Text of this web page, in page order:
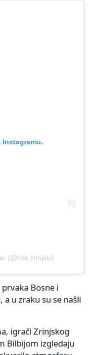
(@hsk.zrinjski)
Bosne i
u zraku su se našli
igrači Zrinjskog
Bilbijom izgledaju